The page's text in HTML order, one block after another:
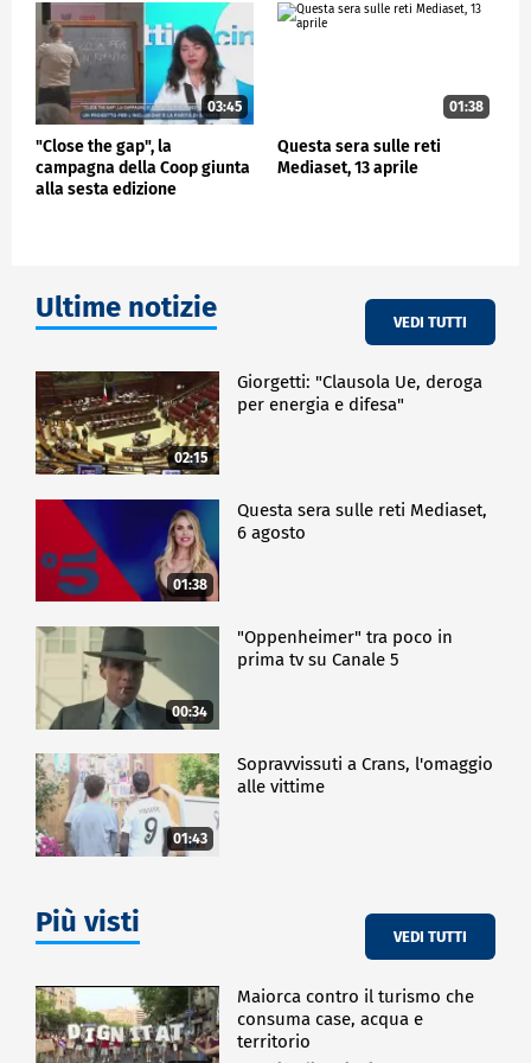
a idee che vale la pena di divulgare", conclude
Piacentini.
CRONACA 03:45
"Close the gap", la
campagna della Coop giunta
alla sesta edizione
01:38
Questa sera sulle reti
Mediaset, 13 aprile
Ultime notizie VEDI TUTTI
02:15
Giorgetti: "Clausola Ue, deroga
per energia e difesa"
01:38
Questa sera sulle reti Mediaset,
6 agosto
00:34
"Oppenheimer" tra poco in
prima tv su Canale 5
01:43
Sopravvissuti a Crans, l'omaggio
alle vittime
Più visti VEDI TUTTI
Maiorca contro il turismo che
consuma case, acqua e
territorio